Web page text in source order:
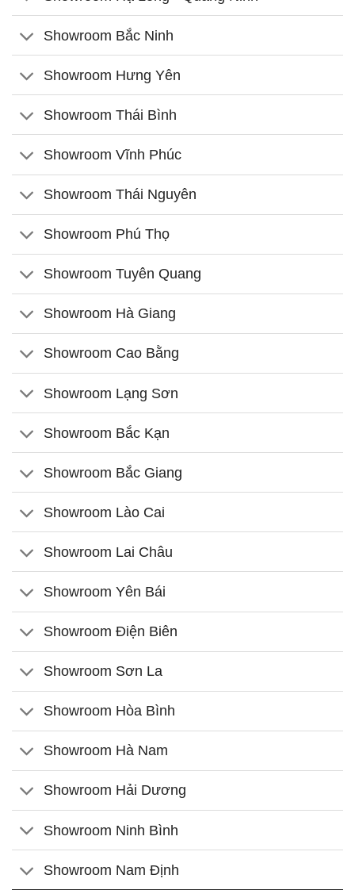
Showroom Bắc Ninh
Showroom Hưng Yên
Showroom Thái Bình
Showroom Vĩnh Phúc
Showroom Thái Nguyên
Showroom Phú Thọ
Showroom Tuyên Quang
Showroom Hà Giang
Showroom Cao Bằng
Showroom Lạng Sơn
Showroom Bắc Kạn
Showroom Bắc Giang
Showroom Lào Cai
Showroom Lai Châu
Showroom Yên Bái
Showroom Điện Biên
Showroom Sơn La
Showroom Hòa Bình
Showroom Hà Nam
Showroom Hải Dương
Showroom Ninh Bình
Showroom Nam Định